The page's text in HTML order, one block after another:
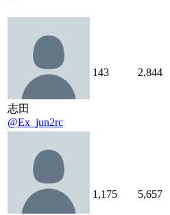
志田
@Ex_jun2rc
143 2,844
1,175 5,657